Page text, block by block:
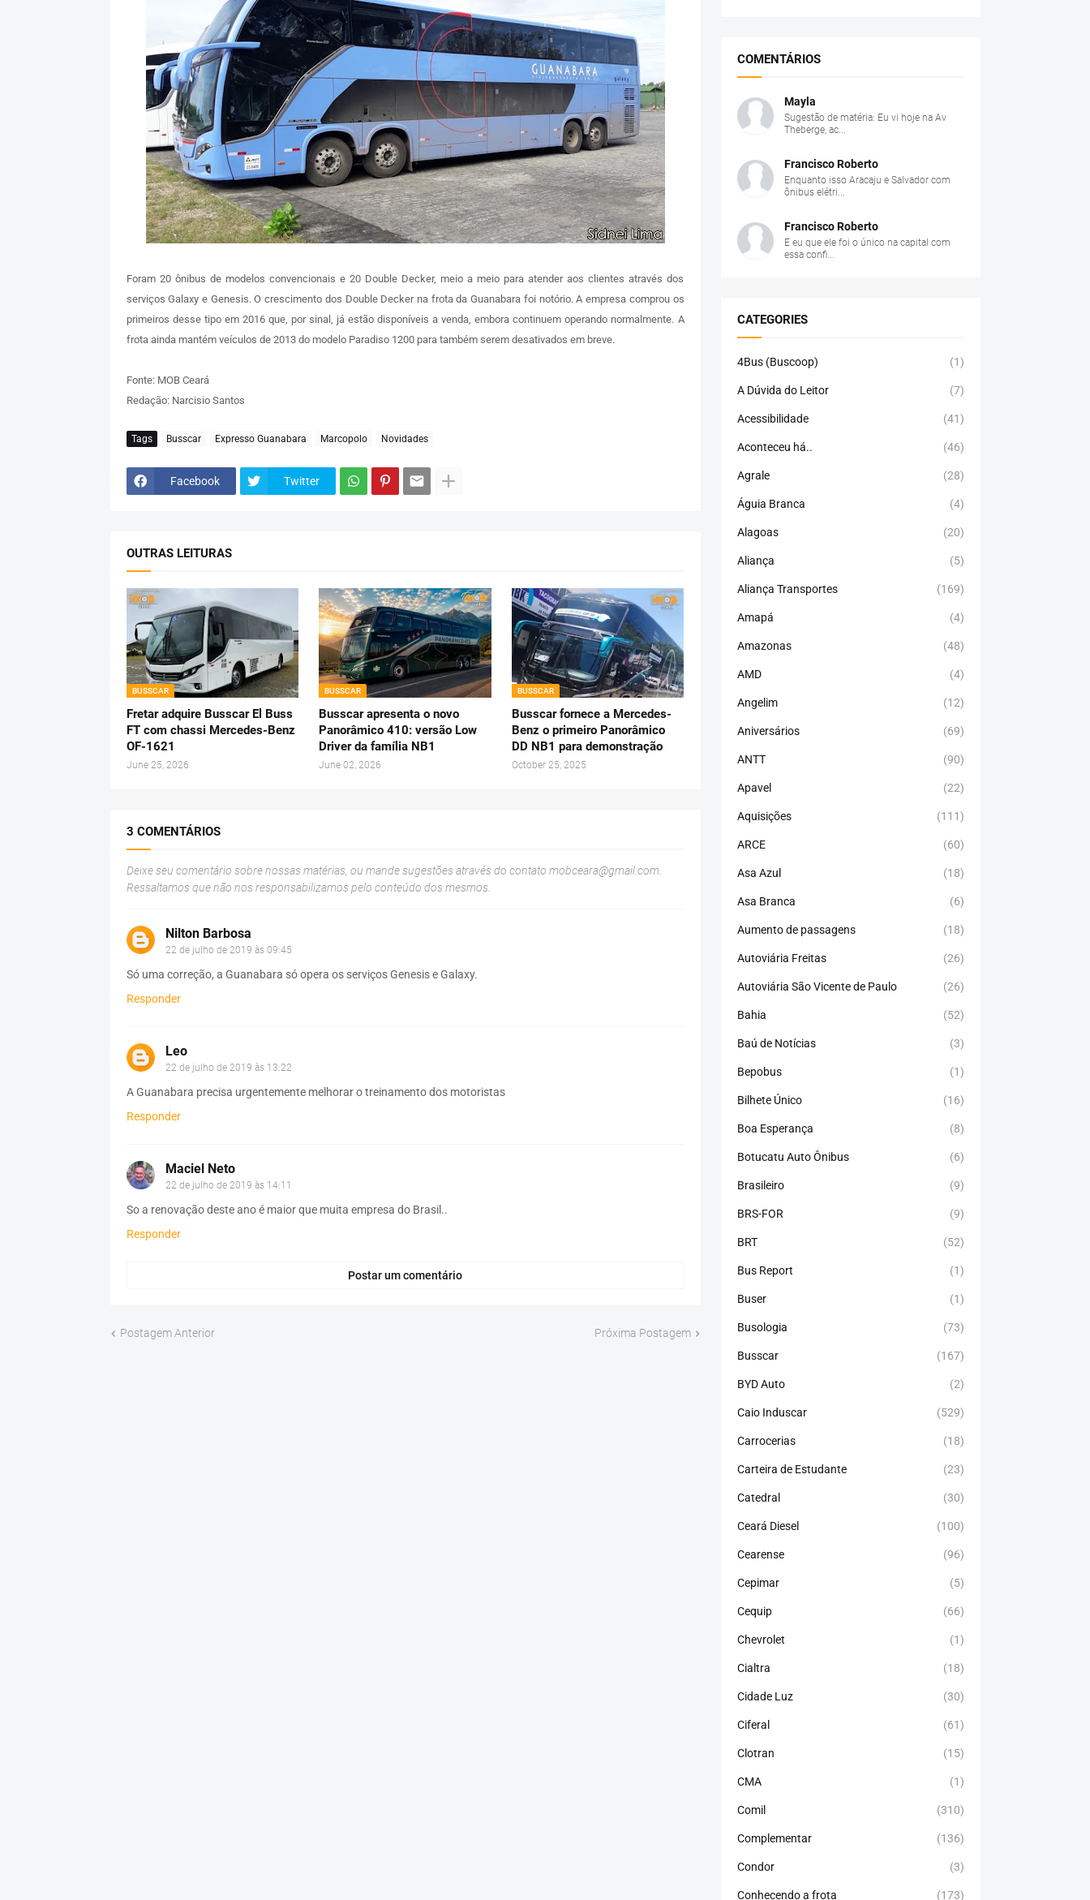
Foram 20 ônibus de modelos convencionais e 20 Double Decker, meio a meio para atender aos clientes através dos
serviços Galaxy e Genesis. O crescimento dos Double Decker na frota da Guanabara foi notório. A empresa comprou os
primeiros desse tipo em 2016 que, por sinal, já estão disponíveis a venda, embora continuem operando normalmente. A
frota ainda mantém veículos de 2013 do modelo Paradiso 1200 para também serem desativados em breve.
Fonte: MOB Ceará
Redação: Narcisio Santos
Tags Busscar Expresso Guanabara Marcopolo Novidades
Facebook Twitter
OUTRAS LEITURAS
BUSSCAR
Fretar adquire Busscar El Buss
FT com chassi Mercedes-Benz
OF-1621
June 25, 2026
BUSSCAR
Busscar apresenta o novo
Panorâmico 410: versão Low
Driver da família NB1
June 02, 2026
BUSSCAR
Busscar fornece a Mercedes-
Benz o primeiro Panorâmico
DD NB1 para demonstração
October 25, 2025
3 COMENTÁRIOS
Deixe seu comentário sobre nossas matérias, ou mande sugestões através do contato mobceara@gmail.com.
Ressaltamos que não nos responsabilizamos pelo conteúdo dos mesmos.
Nilton Barbosa
22 de julho de 2019 às 09:45
Só uma correção, a Guanabara só opera os serviços Genesis e Galaxy.
Responder
Leo
22 de julho de 2019 às 13:22
A Guanabara precisa urgentemente melhorar o treinamento dos motoristas
Responder
Maciel Neto
22 de julho de 2019 às 14:11
So a renovação deste ano é maior que muita empresa do Brasil..
Responder
Postar um comentário
Postagem Anterior Próxima Postagem
COMENTÁRIOS
Mayla
Sugestão de matéria: Eu vi hoje na Av
Theberge, ac...
Francisco Roberto
Enquanto isso Aracaju e Salvador com
ônibus elétri...
Francisco Roberto
E eu que ele foi o único na capital com
essa confi...
CATEGORIES
4Bus (Buscoop) (1)
A Dúvida do Leitor (7)
Acessibilidade (41)
Aconteceu há.. (46)
Agrale (28)
Águia Branca (4)
Alagoas (20)
Aliança (5)
Aliança Transportes (169)
Amapá (4)
Amazonas (48)
AMD (4)
Angelim (12)
Aniversários (69)
ANTT (90)
Apavel (22)
Aquisições (111)
ARCE (60)
Asa Azul (18)
Asa Branca (6)
Aumento de passagens (18)
Autoviária Freitas (26)
Autoviária São Vicente de Paulo (26)
Bahia (52)
Baú de Notícias (3)
Bepobus (1)
Bilhete Único (16)
Boa Esperança (8)
Botucatu Auto Ônibus (6)
Brasileiro (9)
BRS-FOR (9)
BRT (52)
Bus Report (1)
Buser (1)
Busologia (73)
Busscar (167)
BYD Auto (2)
Caio Induscar (529)
Carrocerias (18)
Carteira de Estudante (23)
Catedral (30)
Ceará Diesel (100)
Cearense (96)
Cepimar (5)
Cequip (66)
Chevrolet (1)
Cialtra (18)
Cidade Luz (30)
Ciferal (61)
Clotran (15)
CMA (1)
Comil (310)
Complementar (136)
Condor (3)
Conhecendo a frota (173)